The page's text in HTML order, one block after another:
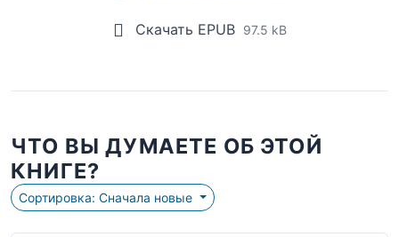
Скачать EPUB 97.5 kB
ЧТО ВЫ ДУМАЕТЕ ОБ ЭТОЙ
КНИГЕ?
Сортировка: Сначала новые